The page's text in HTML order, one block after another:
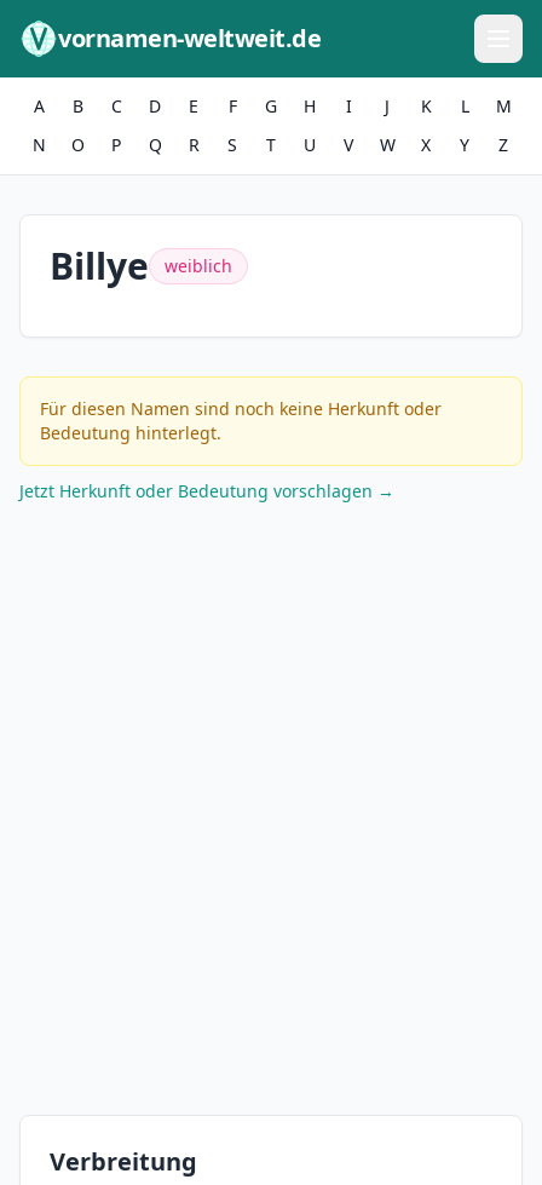
vornamen-weltweit.de
A B C D E F G H I J K L
M
N
O P Q R S T U V W X Y Z
Billye weiblich
Für diesen Namen sind noch keine Herkunft oder
Bedeutung hinterlegt.
Jetzt Herkunft oder Bedeutung vorschlagen →
Verbreitung